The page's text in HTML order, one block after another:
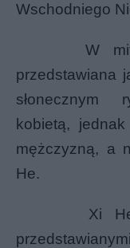
Wschodniego
W
przedstawiana
słonecznym
kobietą,
mężczyzną, a
He.
Xi